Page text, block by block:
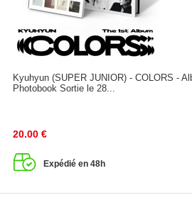
Kyuhyun (SUPER JUNIOR) - COLORS -
Photobook Sortie le 28...
20.00 €
Expédié en 48h